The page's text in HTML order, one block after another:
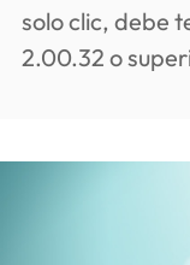
solo clic, debe
2.00.32 o